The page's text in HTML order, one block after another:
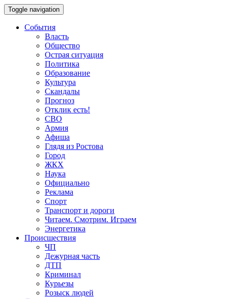
Toggle navigation
События
Власть
Общество
Острая ситуация
Политика
Образование
Культура
Скандалы
Прогноз
Отклик есть!
СВО
Армия
Афиша
Глядя из Ростова
Город
ЖКХ
Наука
Официально
Реклама
Спорт
Транспорт и дороги
Читаем. Смотрим. Играем
Энергетика
Происшествия
ЧП
Дежурная часть
ДТП
Криминал
Курьезы
Розыск людей